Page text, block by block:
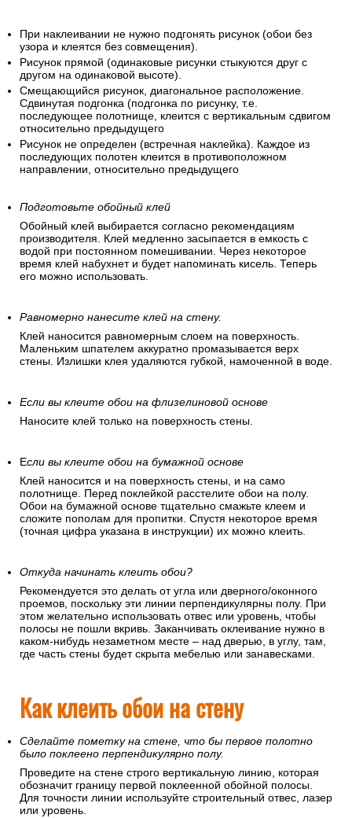
При наклеивании не нужно подгонять рисунок (обои без
узора и клеятся без совмещения).
Рисунок прямой (одинаковые рисунки стыкуются друг с
другом на одинаковой высоте).
Смещающийся рисунок, диагональное расположение.
Сдвинутая подгонка (подгонка по рисунку, т.е.
последующее полотнище, клеится с вертикальным сдвигом
относительно предыдущего
Рисунок не определен (встречная наклейка). Каждое из
последующих полотен клеится в противоположном
направлении, относительно предыдущего
Подготовьте обойный клей
Обойный клей выбирается согласно рекомендациям
производителя. Клей медленно засыпается в емкость с
водой при постоянном помешивании. Через некоторое
время клей набухнет и будет напоминать кисель. Теперь
его можно использовать.
Равномерно нанесите клей на стену.
Клей наносится равномерным слоем на поверхность.
Маленьким шпателем аккуратно промазывается верх
стены. Излишки клея удаляются губкой, намоченной в воде.
Если вы клеите обои на флизелиновой основе
Наносите клей только на поверхность стены.
Если вы клеите обои на бумажной основе
Клей наносится и на поверхность стены, и на само
полотнище. Перед поклейкой расстелите обои на полу.
Обои на бумажной основе тщательно смажьте клеем и
сложите пополам для пропитки. Спустя некоторое время
(точная цифра указана в инструкции) их можно клеить.
Откуда начинать клеить обои?
Рекомендуется это делать от угла или дверного/оконного
проемов, поскольку эти линии перпендикулярны полу. При
этом желательно использовать отвес или уровень, чтобы
полосы не пошли вкривь. Заканчивать оклеивание нужно в
каком-нибудь незаметном месте – над дверью, в углу, там,
где часть стены будет скрыта мебелью или занавесками.
Как клеить обои на стену
Сделайте пометку на стене, что бы первое полотно
было поклеено перпендикулярно полу.
Проведите на стене строго вертикальную линию, которая
обозначит границу первой поклеенной обойной полосы.
Для точности линии используйте строительный отвес, лазер
или уровень.